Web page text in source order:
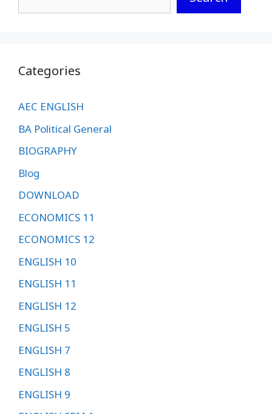
Categories
AEC ENGLISH
BA Political General
BIOGRAPHY
Blog
DOWNLOAD
ECONOMICS 11
ECONOMICS 12
ENGLISH 10
ENGLISH 11
ENGLISH 12
ENGLISH 5
ENGLISH 7
ENGLISH 8
ENGLISH 9